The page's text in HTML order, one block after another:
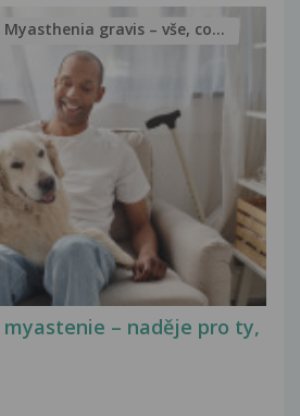
– naděje pro ty,
Myasthenia gravis – vše, co...